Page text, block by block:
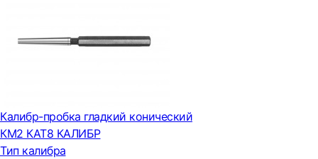
Калибр-пробка гладкий конический
КМ2 КАТ8 КАЛИБР
Тип калибра